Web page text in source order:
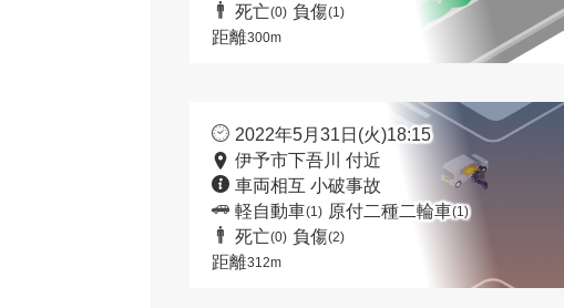
死亡(0) 負傷(1)
距離300m
2022年5月31日(火)18:15
伊予市下吾川 付近
車両相互 小破事故
軽自動車(1) 原付二種二輪車(1)
死亡(0) 負傷(2)
距離312m